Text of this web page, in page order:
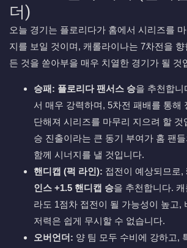
더)
오늘 경기는 플로리다가 홈에서 시리즈를
지를 보일 것이며, 캐롤라이나는 7차전을
든 것을 쏟아부을 매우 치열한 경기가 될 것
승패: 플로리다 팬서스 승을 추천합니
서 매우 강력하며, 5차전 패배를 통해
단해져 시리즈를 마무리 지으려 할 것
승 진출이라는 큰 동기 부여가 홈 팬
함께 시너지를 낼 것입니다.
핸디캡 (퍽 라인): 접전이 예상되므로,
인스 +1.5 핸디캡 승을 추천합니다.
라도 1점차 접전이 될 가능성이 높고,
저력은 쉽게 무시할 수 없습니다.
오버언더: 양 팀 모두 수비에 강하고,